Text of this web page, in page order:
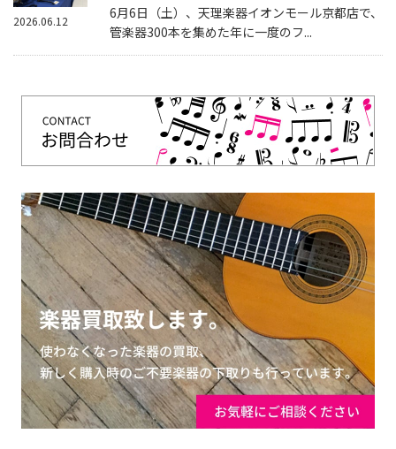
6月6日（土）、天理楽器イオンモール京都店で、
管楽器300本を集めた年に一度のフ...
2026.06.12